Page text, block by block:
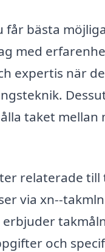
får bästa
med
expertis när
taket mellan
relaterade
via xn--
och